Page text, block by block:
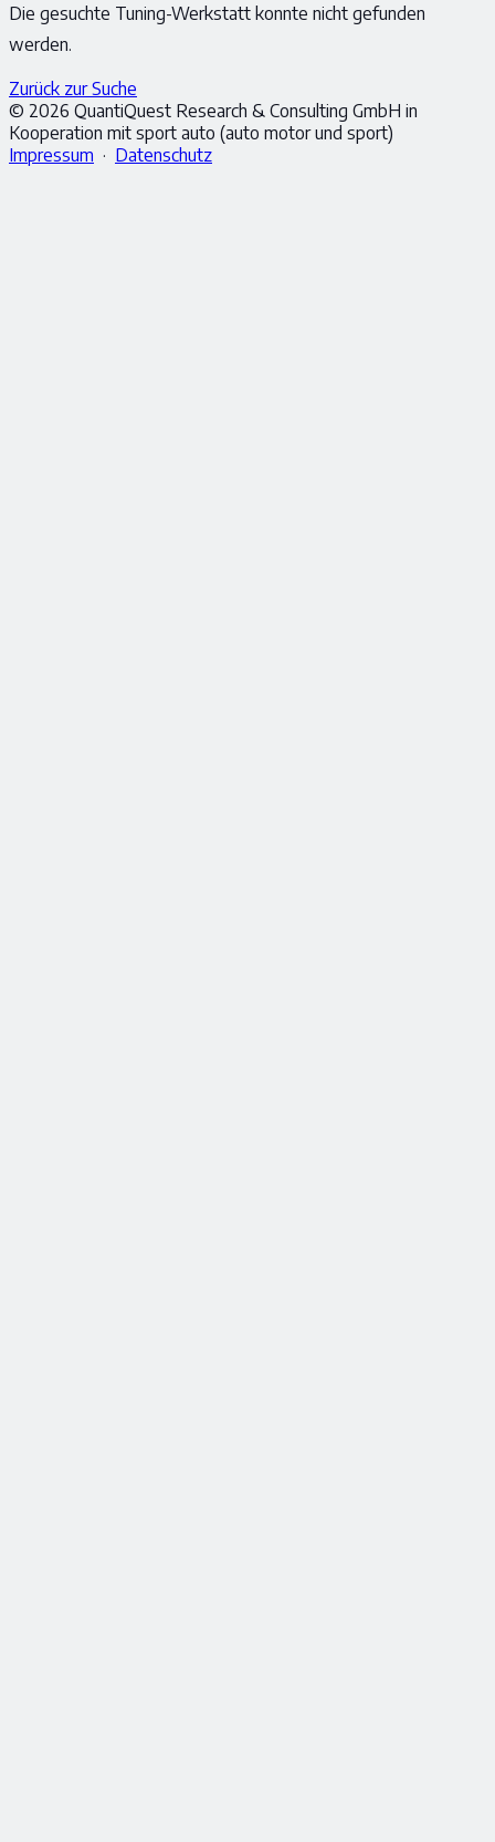
Die gesuchte Tuning-Werkstatt konnte nicht gefunden
werden.
Zurück zur Suche
© 2026 QuantiQuest Research & Consulting GmbH in
Kooperation mit sport auto (auto motor und sport)
Impressum · Datenschutz